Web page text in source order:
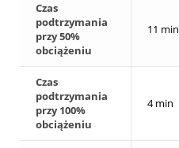
Czas
podtrzymania
przy 50%
obciążeniu
11 min
Czas
podtrzymania
przy 100%
obciążeniu
4 min